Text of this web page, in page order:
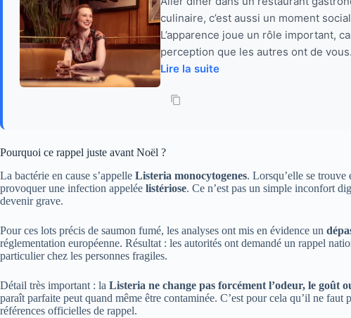
culinaire, c’est aussi un moment
L’apparence joue un rôle important,
perception que les autres ont de
Lire la suite
Pourquoi ce rappel juste avant Noël ?
La bactérie en cause s’appelle Listeria monocytogenes. Lorsqu’elle se
provoquer une infection appelée listériose. Ce n’est pas un simple inconfort
devenir grave.
Pour ces lots précis de saumon fumé, les analyses ont mis en évidence un
réglementation européenne. Résultat : les autorités ont demandé un rappel
particulier chez les personnes fragiles.
Détail très important : la Listeria ne change pas forcément l’odeur, le goût
paraît parfaite peut quand même être contaminée. C’est pour cela qu’il ne faut
références officielles de rappel.